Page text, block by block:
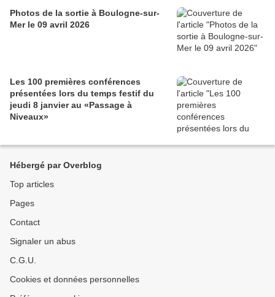
Photos de la sortie à Boulogne-sur-
Mer le 09 avril 2026
Les 100 premières conférences
présentées lors du temps festif du
jeudi 8 janvier au «Passage à
Niveaux»
Hébergé par Overblog
Top articles
Pages
Contact
Signaler un abus
C.G.U.
Cookies et données personnelles